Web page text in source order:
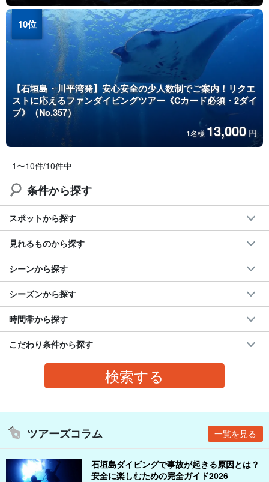
【石垣島・川平湾発】安心安全の少人数制でご案内！リクエ
ストに応えるファンダイビングツアー《Cカード必須・2ダイ
ブ》（No.357）
1名様 13,000 円
1〜10件/10件中
条件から探す
スポットから探す
見れるものから探す
シーンから探す
シーズンから探す
時間帯から探す
こだわり条件から探す
ツアーズコラム 一覧を見る
石垣島ダイビングで事故が起きる原因とは？
安全に楽しむための完全ガイド2026